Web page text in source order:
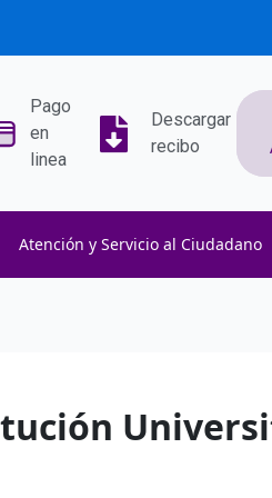
Pago
en
linea
Descargar
recibo
Atención y Servicio al Ciudadano